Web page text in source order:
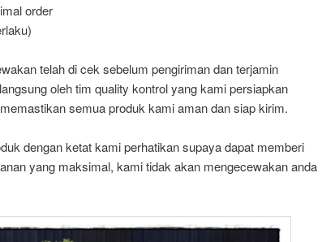
order
telah di cek sebelum pengiriman dan terjamin
oleh tim quality kontrol yang kami persiapkan
semua produk kami aman dan siap kirim.
dengan ketat kami perhatikan supaya dapat memberi
yang maksimal, kami tidak akan mengecewakan anda